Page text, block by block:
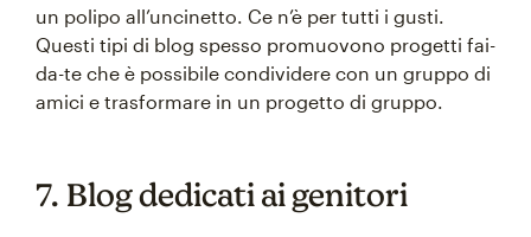
un polipo all’uncinetto. Ce n’è per tutti i gusti.
Questi tipi di blog spesso promuovono progetti fai-
da-te che è possibile condividere con un gruppo di
amici e trasformare in un progetto di gruppo.
7. Blog dedicati ai genitori